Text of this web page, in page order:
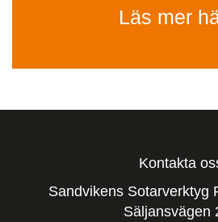
Läs mer
Kontakta
Sandvikens Sotarverktyg
Säljansvägen